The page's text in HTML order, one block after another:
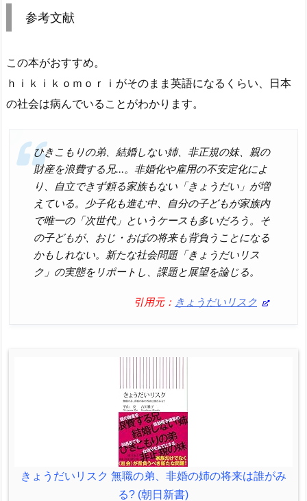
参考文献
この本がおすすめ。
ｈｉｋｉｋｏｍｏｒｉがそのまま英語になるくらい、日本
の社会は病んでいることがわかります。
ひきこもりの弟、結婚しない姉、非正規の妹、親の
財産を浪費する兄…。非婚化や雇用の不安定化によ
り、自立できず頼る家族もない「きょうだい」が増
えている。少子化も進む中、自分の子どもが家族内
で唯一の「次世代」というケースも多いだろう。そ
の子どもが、おじ・おばの将来も背負うことになる
かもしれない。新たな社会問題「きょうだいリス
ク」の実態をリポートし、課題と展望を論じる。
引用元： きょうだいリスク
きょうだいリスク 無職の弟、非婚の姉の将来は誰がみ
る? (朝日新書)